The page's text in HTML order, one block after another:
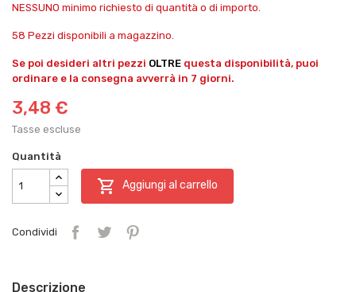
NESSUNO minimo richiesto di quantità o di importo.
58 Pezzi disponibili a magazzino.
Se poi desideri altri pezzi OLTRE questa disponibilità, puoi
ordinare e la consegna avverrà in 7 giorni.
3,48 €
Tasse escluse
Quantità
 Aggiungi al carrello
Condividi
Descrizione